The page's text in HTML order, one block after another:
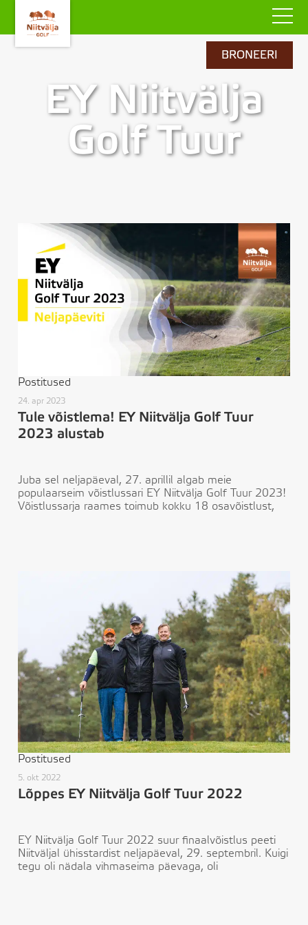
BRONEERI
EY Niitvälja
Golf Tuur
Postitused
24. apr 2023
Tule võistlema! EY Niitvälja Golf Tuur
2023 alustab
Juba sel neljapäeval, 27. aprillil algab meie
populaarseim võistlussari EY Niitvälja Golf Tuur 2023!
Võistlussarja raames toimub kokku 18 osavõistlust,
Postitused
5. okt 2022
Lõppes EY Niitvälja Golf Tuur 2022
EY Niitvälja Golf Tuur 2022 suur finaalvõistlus peeti
Niitväljal ühisstardist neljapäeval, 29. septembril. Kuigi
tegu oli nädala vihmaseima päevaga, oli